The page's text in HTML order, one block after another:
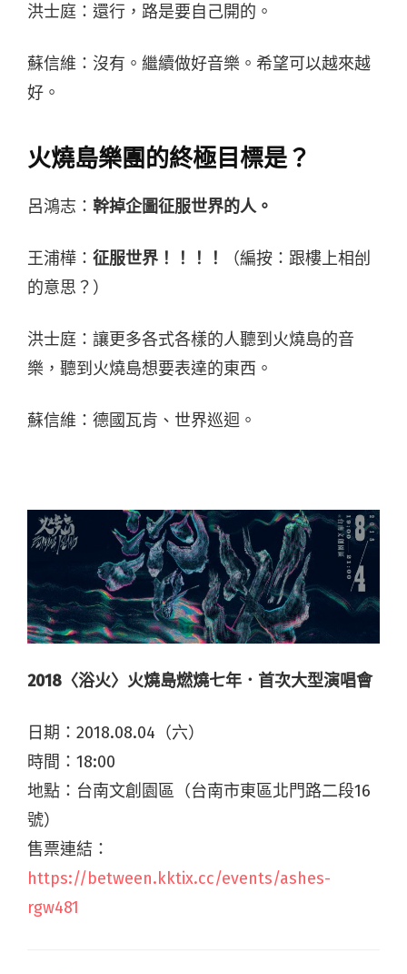
洪士庭：還行，路是要自己開的。
蘇信維：沒有。繼續做好音樂。希望可以越來越
好。
火燒島樂團的終極目標是？
呂鴻志： 幹掉企圖征服世界的人。
王浦樺： 征服世界！！！！
（編按：跟樓上相刣
的意思？）
洪士庭：讓更多各式各樣的人聽到火燒島的音
樂，聽到火燒島想要表達的東西。
蘇信維：德國瓦肯、世界巡迴。
2018〈浴火〉火燒島燃燒七年．首次大型演唱會
日期：2018.08.04（六）
時間：18:00
地點：台南文創園區（台南市東區北門路二段16
號）
售票連結：
https://between.kktix.cc/events/ashes-
rgw481